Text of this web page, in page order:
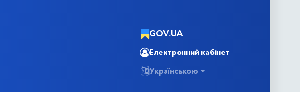
GOV.UA
Електронний кабінет
Українською